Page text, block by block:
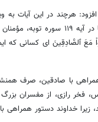
هرچند در این آیات
آنان را به عنوان الگو معرفی
مَعَ ٱلصَّادِقِینَ ای کسانی که
با صادقین، صرف
فخر رازی، از مفسران
خداوند دستور همراهی